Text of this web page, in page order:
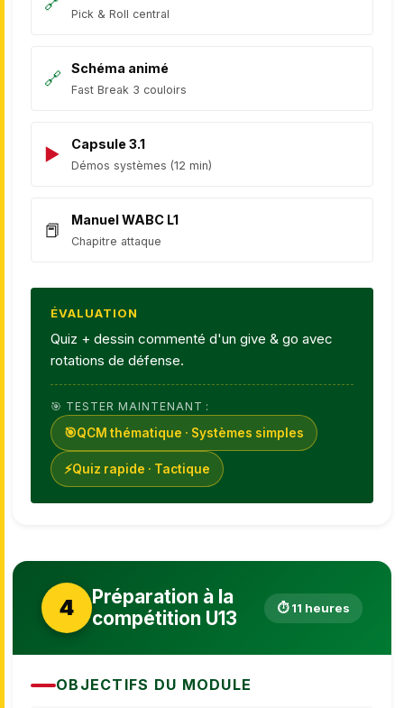
Pick & Roll central
Schéma animé
Fast Break 3 couloirs
Capsule 3.1
Démos systèmes (12 min)
Manuel WABC L1
Chapitre attaque
ÉVALUATION
Quiz + dessin commenté d'un give & go avec
rotations de défense.
🎯 TESTER MAINTENANT :
🎯QCM thématique · Systèmes simples
⚡Quiz rapide · Tactique
4
Préparation à la
compétition U13
⏱ 11 heures
OBJECTIFS DU MODULE